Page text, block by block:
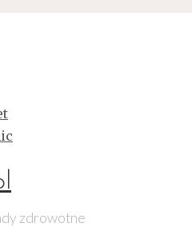
zdrowotne